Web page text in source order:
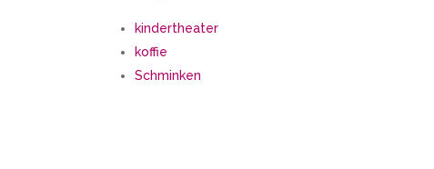
kindertheater
koffie
Schminken